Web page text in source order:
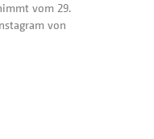
vom 29.
von